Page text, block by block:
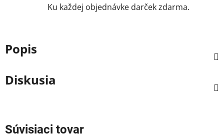
Ku každej objednávke darček zdarma.
Popis
Diskusia
Súvisiaci tovar